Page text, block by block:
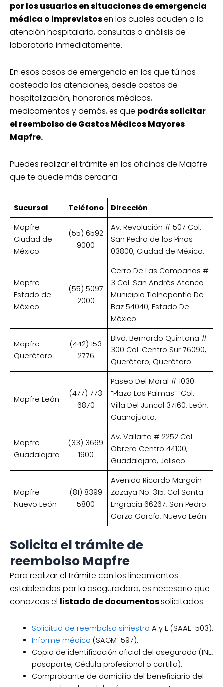
por los usuarios en situaciones de emergencia
médica o imprevistosen los cuales acuden a la
atención hospitalaria, consultas o análisis de
laboratorio inmediatamente.
En esos casos de emergencia en los que tú has
costeado las atenciones, desde costos de
hospitalización, honorarios médicos,
medicamentos y demás, es que podrás solicitar
el reembolso de Gastos Médicos Mayores
Mapfre.
Puedes realizar el trámite en las oficinas de Mapfre
que te quede más cercana:
Sucursal Teléfono
Dirección
Mapfre
Ciudad de
México
(55) 6592
9000
Av. Revolución # 507 Col.
San Pedro de los Pinos
03800, Ciudad de México.
Mapfre
Estado de
México
(55) 5097
2000
Cerro De Las Campanas #
3 Col. San Andrés Atenco
Municipio Tlalnepantla De
Baz 54040, Estado De
México.
Mapfre
Querétaro
(442) 153
2776
Blvd. Bernardo Quintana #
300 Col. Centro Sur 76090,
Querétaro, Querétaro.
Mapfre León
(477) 773
6870
Paseo Del Moral # 1030
“Plaza Las Palmas” Col.
Villa Del Juncal 37160, León,
Guanajuato.
Mapfre
Guadalajara
(33) 3669
1900
Av. Vallarta # 2252 Col.
Obrera Centro 44100,
Guadalajara, Jalisco.
Mapfre
Nuevo León
(81) 8399
5800
Avenida Ricardo Margain
Zozaya No. 315, Col Santa
Engracia 66267, San Pedro
Garza García, Nuevo León.
Solicita el trámite de
reembolso Mapfre
Para realizar el trámite con los lineamientos
establecidos por la aseguradora, es necesario que
conozcas el listado de documentossolicitados:
Solicitud de reembolso siniestro A y E (SAAE-503).
Informe médico (SAGM-597).
Copia de identificación oficial del asegurado (INE,
pasaporte, Cédula profesional o cartilla).
Comprobante de domicilio del beneficiario del